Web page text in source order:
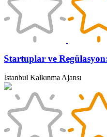
Startuplar ve
İstanbul Kalkınma Ajansı